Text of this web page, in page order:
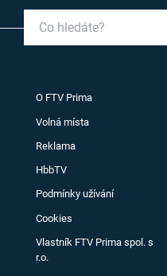
O FTV Prima
Volná místa
Reklama
HbbTV
Podmínky užívání
Cookies
Vlastník FTV Prima spol. s
r.o.